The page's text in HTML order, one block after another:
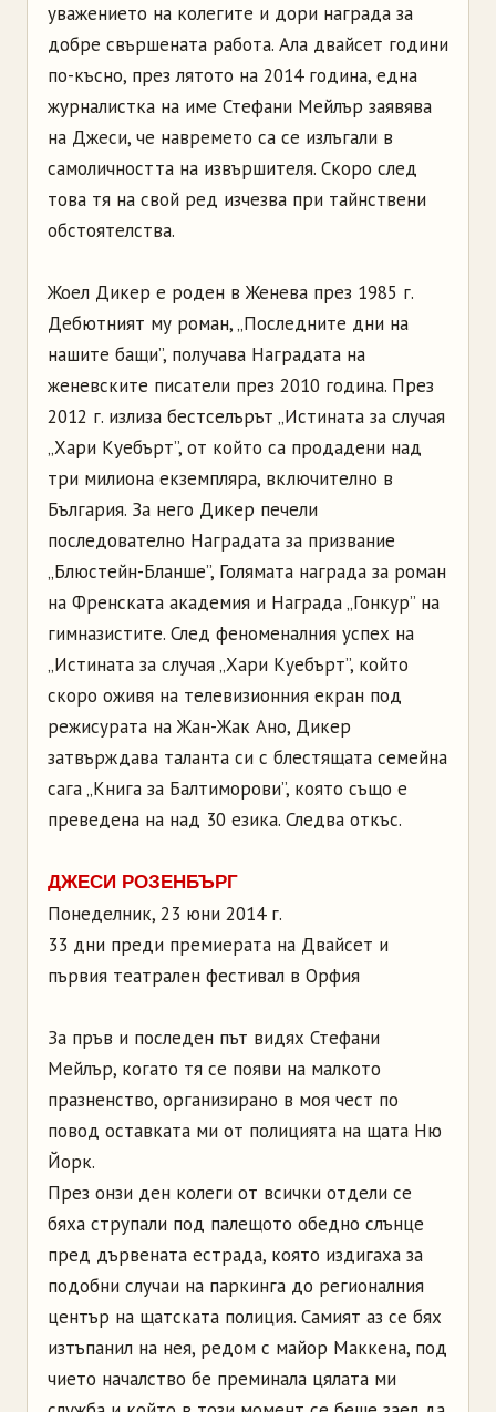
уважението на колегите и дори награда за
добре свършената работа. Ала двайсет години
по-късно, през лятото на 2014 година, една
журналистка на име Стефани Мейлър заявява
на Джеси, че навремето са се излъгали в
самоличността на извършителя. Скоро след
това тя на свой ред изчезва при тайнствени
обстоятелства.
Жоел Дикер е роден в Женева през 1985 г.
Дебютният му роман, „Последните дни на
нашите бащи”, получава Наградата на
женевските писатели през 2010 година. През
2012 г. излиза бестселърът „Истината за случая
„Хари Куебърт”, от който са продадени над
три милиона екземпляра, включително в
България. За него Дикер печели
последователно Наградата за призвание
„Блюстейн-Бланше”, Голямата награда за роман
на Френската академия и Награда „Гонкур” на
гимназистите. След феноменалния успех на
„Истината за случая „Хари Куебърт”, който
скоро оживя на телевизионния екран под
режисурата на Жан-Жак Ано, Дикер
затвърждава таланта си с блестящата семейна
сага „Книга за Балтиморови”, която също е
преведена на над 30 езика. Следва откъс.
ДЖЕСИ РОЗЕНБЪРГ
Понеделник, 23 юни 2014 г.
33 дни преди премиерата на Двайсет и
първия театрален фестивал в Орфия
За пръв и последен път видях Стефани
Мейлър, когато тя се появи на малкото
празненство, организирано в моя чест по
повод оставката ми от полицията на щата Ню
Йорк.
През онзи ден колеги от всички отдели се
бяха струпали под палещото обедно слънце
пред дървената естрада, която издигаха за
подобни случаи на паркинга до регионалния
център на щатската полиция. Самият аз се бях
изтъпанил на нея, редом с майор Маккена, под
чието началство бе преминала цялата ми